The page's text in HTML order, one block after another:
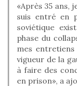
«Après 35 ans,
suis entré en
soviétique
phase du
mes entretiens
vigueur de la
à faire des
en prison», a